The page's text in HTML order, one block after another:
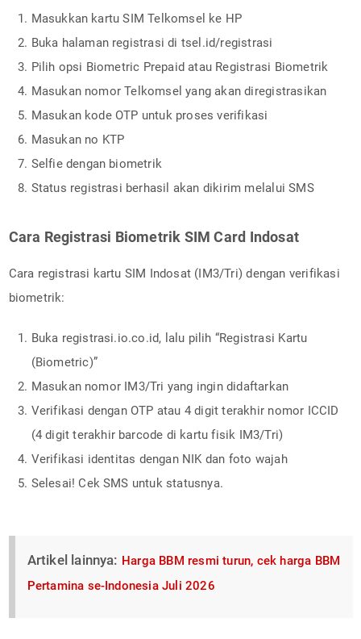
Masukkan kartu SIM Telkomsel ke HP
Buka halaman registrasi di tsel.id/registrasi
Pilih opsi Biometric Prepaid atau Registrasi Biometrik
Masukan nomor Telkomsel yang akan diregistrasikan
Masukan kode OTP untuk proses verifikasi
Masukan no KTP
Selfie dengan biometrik
Status registrasi berhasil akan dikirim melalui SMS
Cara Registrasi Biometrik SIM Card Indosat
Cara registrasi kartu SIM Indosat (IM3/Tri) dengan verifikasi
biometrik:
Buka registrasi.io.co.id, lalu pilih “Registrasi Kartu
(Biometric)”
Masukan nomor IM3/Tri yang ingin didaftarkan
Verifikasi dengan OTP atau 4 digit terakhir nomor ICCID
(4 digit terakhir barcode di kartu fisik IM3/Tri)
Verifikasi identitas dengan NIK dan foto wajah
Selesai! Cek SMS untuk statusnya.
Artikel lainnya: Harga BBM resmi turun, cek harga BBM
Pertamina se-Indonesia Juli 2026